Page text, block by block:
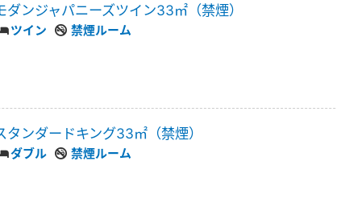
ダンジャパニーズツイン33㎡（禁煙）
ツイン 禁煙ルーム
タンダードキング33㎡（禁煙）
ダブル 禁煙ルーム